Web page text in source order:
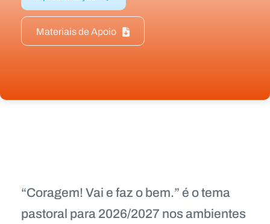
Materiais de Apoio
“Coragem! Vai e faz o bem.” é o tema
pastoral para 2026/2027 nos ambientes